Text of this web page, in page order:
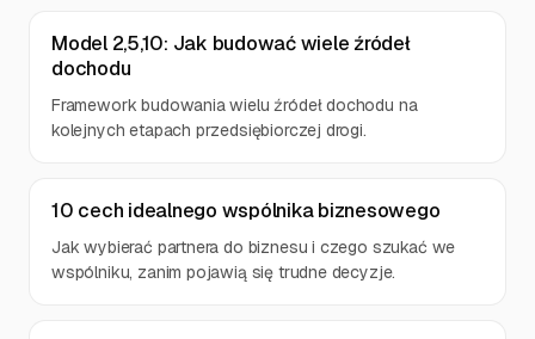
Model 2,5,10: Jak budować wiele źródeł
dochodu
Framework budowania wielu źródeł dochodu na
kolejnych etapach przedsiębiorczej drogi.
10 cech idealnego wspólnika biznesowego
Jak wybierać partnera do biznesu i czego szukać we
wspólniku, zanim pojawią się trudne decyzje.